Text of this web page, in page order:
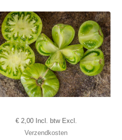
€2,00 Incl. btw Excl.
Verzendkosten